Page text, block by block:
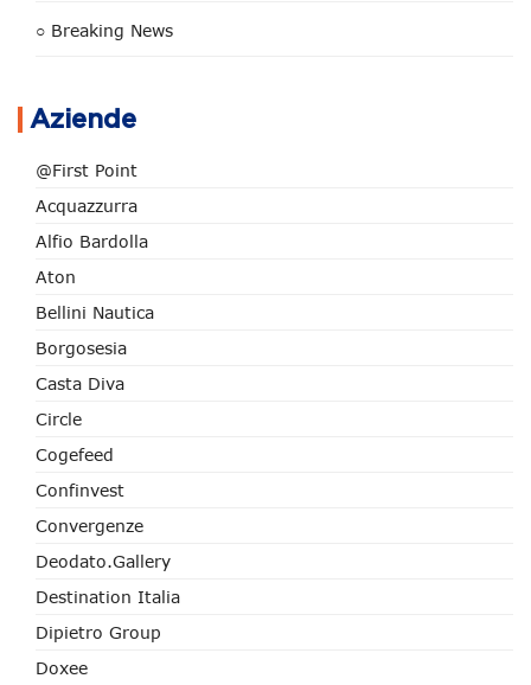
○ Breaking News
Aziende
@First Point
Acquazzurra
Alfio Bardolla
Aton
Bellini Nautica
Borgosesia
Casta Diva
Circle
Cogefeed
Confinvest
Convergenze
Deodato.Gallery
Destination Italia
Dipietro Group
Doxee